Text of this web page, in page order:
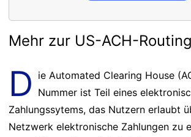
Mehr zur US-ACH-
D ie Automated Clearing House
Nummer ist Teil eines
Zahlungssytems, das Nutzern erlaubt
Netzwerk elektronische Zahlungen zu